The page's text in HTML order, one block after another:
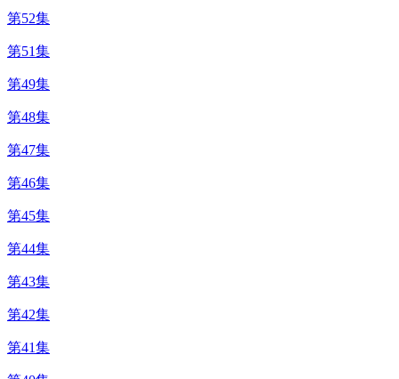
第52集
第51集
第49集
第48集
第47集
第46集
第45集
第44集
第43集
第42集
第41集